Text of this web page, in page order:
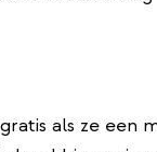
als ze een